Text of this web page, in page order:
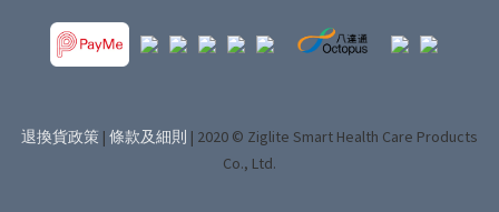
退換貨政策 | 條款及細則 | 2020 © Ziglite Smart Health Care Products
Co., Ltd.